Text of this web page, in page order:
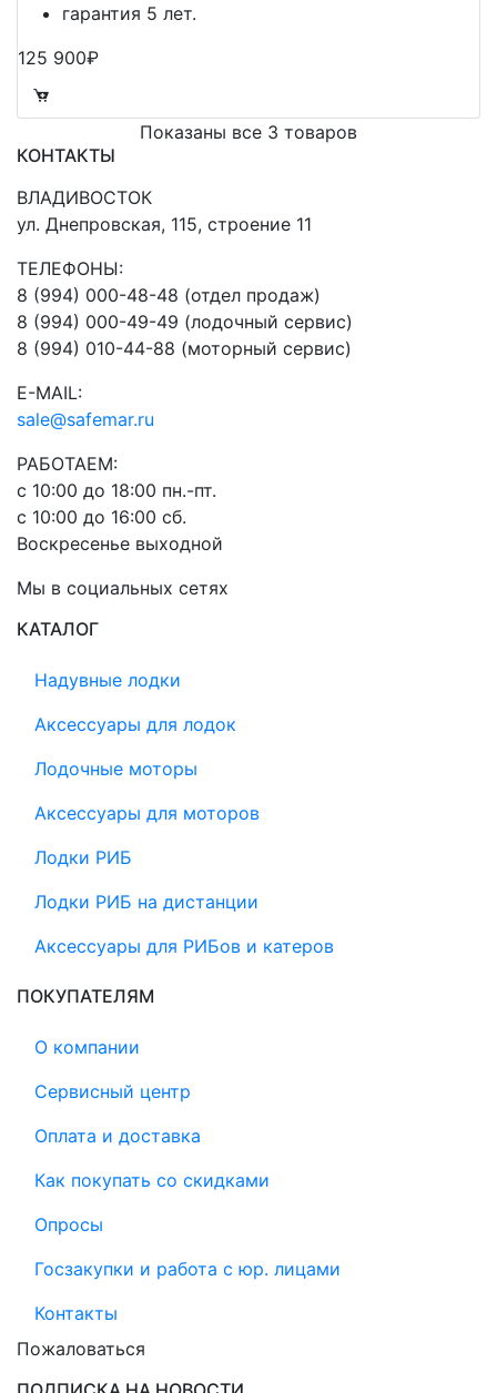
гарантия 5 лет.
125 900₽
Показаны все 3 товаров
КОНТАКТЫ
ВЛАДИВОСТОК
ул. Днепровская, 115, строение 11
ТЕЛЕФОНЫ:
8 (994) 000-48-48 (отдел продаж)
8 (994) 000-49-49 (лодочный сервис)
8 (994) 010-44-88 (моторный сервис)
E-MAIL:
sale@safemar.ru
РАБОТАЕМ:
с 10:00 до 18:00 пн.-пт.
с 10:00 до 16:00 сб.
Воскресенье выходной
Мы в социальных сетях
КАТАЛОГ
Надувные лодки
Аксессуары для лодок
Лодочные моторы
Аксессуары для моторов
Лодки РИБ
Лодки РИБ на дистанции
Аксессуары для РИБов и катеров
ПОКУПАТЕЛЯМ
О компании
Сервисный центр
Оплата и доставка
Как покупать со скидками
Опросы
Госзакупки и работа с юр. лицами
Контакты
Пожаловаться